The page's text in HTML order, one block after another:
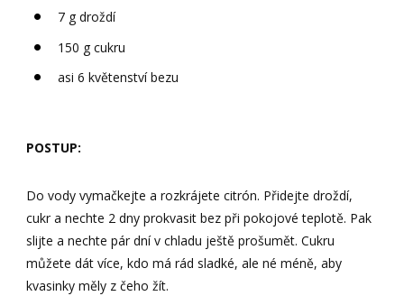
7 g droždí
150 g cukru
asi 6 květenství bezu
POSTUP:
Do vody vymačkejte a rozkrájete citrón. Přidejte droždí,
cukr a nechte 2 dny prokvasit bez při pokojové teplotě. Pak
slijte a nechte pár dní v chladu ještě prošumět. Cukru
můžete dát více, kdo má rád sladké, ale né méně, aby
kvasinky měly z čeho žít.